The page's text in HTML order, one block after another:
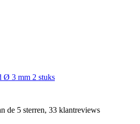
Ø 3 mm 2 stuks
de 5 sterren, 33 klantreviews